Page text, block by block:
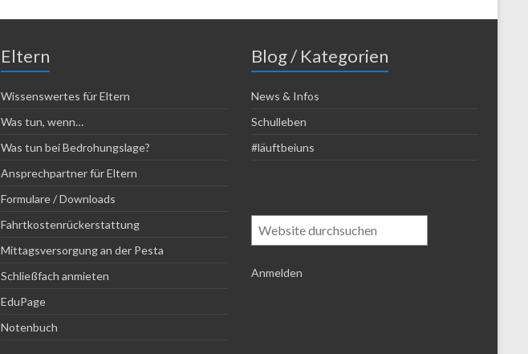
Eltern
Wissenswertes für Eltern
Was tun, wenn…
Was tun bei Bedrohungslage?
Ansprechpartner für Eltern
Formulare / Downloads
Fahrtkostenrückerstattung
Mittagsversorgung an der Pesta
Schließfach anmieten
EduPage
Notenbuch
Blog / Kategorien
News & Infos
Schulleben
#läuftbeiuns
Anmelden